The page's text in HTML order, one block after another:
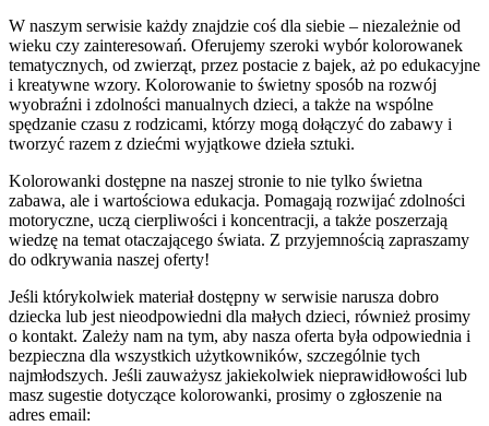
W naszym serwisie każdy znajdzie coś dla siebie – niezależnie od
wieku czy zainteresowań. Oferujemy szeroki wybór kolorowanek
tematycznych, od zwierząt, przez postacie z bajek, aż po edukacyjne
i kreatywne wzory. Kolorowanie to świetny sposób na rozwój
wyobraźni i zdolności manualnych dzieci, a także na wspólne
spędzanie czasu z rodzicami, którzy mogą dołączyć do zabawy i
tworzyć razem z dziećmi wyjątkowe dzieła sztuki.
Kolorowanki dostępne na naszej stronie to nie tylko świetna
zabawa, ale i wartościowa edukacja. Pomagają rozwijać zdolności
motoryczne, uczą cierpliwości i koncentracji, a także poszerzają
wiedzę na temat otaczającego świata. Z przyjemnością zapraszamy
do odkrywania naszej oferty!
Jeśli którykolwiek materiał dostępny w serwisie narusza dobro
dziecka lub jest nieodpowiedni dla małych dzieci, również prosimy
o kontakt. Zależy nam na tym, aby nasza oferta była odpowiednia i
bezpieczna dla wszystkich użytkowników, szczególnie tych
najmłodszych. Jeśli zauważysz jakiekolwiek nieprawidłowości lub
masz sugestie dotyczące kolorowanki, prosimy o zgłoszenie na
adres email: